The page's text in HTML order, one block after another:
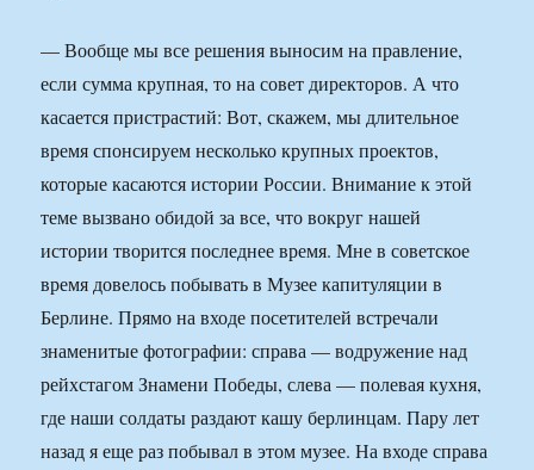
— Вообще мы все решения выносим на правление,
если сумма крупная, то на совет директоров. А что
касается пристрастий: Вот, скажем, мы длительное
время спонсируем несколько крупных проектов,
которые касаются истории России. Внимание к этой
теме вызвано обидой за все, что вокруг нашей
истории творится последнее время. Мне в советское
время довелось побывать в Музее капитуляции в
Берлине. Прямо на входе посетителей встречали
знаменитые фотографии: справа — водружение над
рейхстагом Знамени Победы, слева — полевая кухня,
где наши солдаты раздают кашу берлинцам. Пару лет
назад я еще раз побывал в этом музее. На входе справа